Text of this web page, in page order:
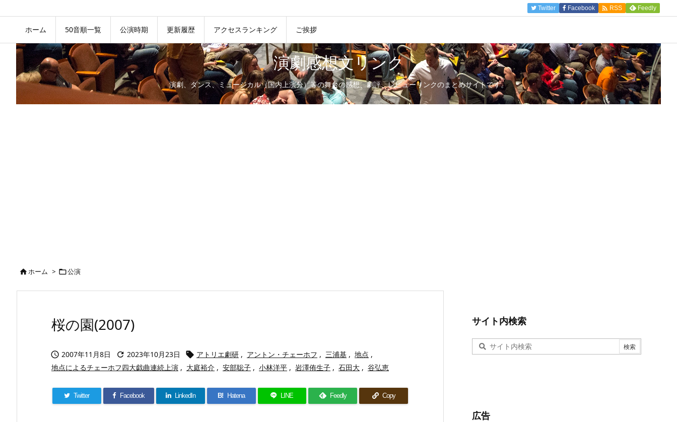
ホーム 50音順一覧 公演時期 更新履歴 アクセスランキング ご挨拶
Twitter Facebook  RSS Feedly
演劇感想文リンク
演劇、ダンス、ミュージカル（国内上演分）等の舞台の感想、劇評、レビューリンクのまとめサイトです。
ホーム > 公演
桜の園(2007)
 2007年11月8日  2023年10月23日  アトリエ劇研 , アントン・チェーホフ , 三浦基 , 地点 ,
地点によるチェーホフ四大戯曲連続上演 , 大庭裕介 , 安部聡子 , 小林洋平 , 岩澤侑生子 , 石田大 , 谷弘恵
Twitter Facebook LinkedIn B! Hatena LINE Feedly Copy
サイト内検索
広告